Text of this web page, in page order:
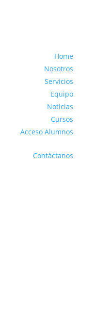
Home
Nosotros
Servicios
Equipo
Noticias
Cursos
Acceso Alumnos
Contáctanos